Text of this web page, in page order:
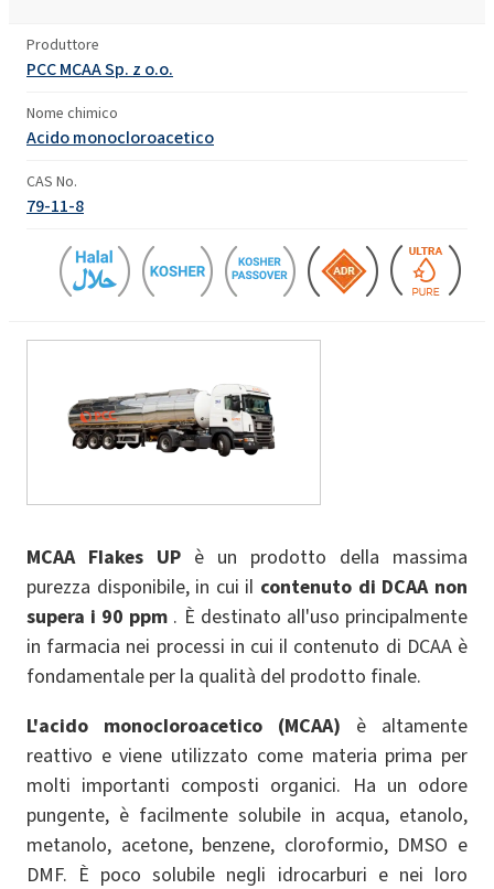
Produttore
PCC MCAA Sp. z o.o.
Nome chimico
Acido monocloroacetico
CAS No.
79-11-8
MCAA Flakes UP è un prodotto della massima
purezza disponibile, in cui il contenuto di DCAA non
supera i 90 ppm . È destinato all'uso principalmente
in farmacia nei processi in cui il contenuto di DCAA è
fondamentale per la qualità del prodotto finale.
L'acido monocloroacetico (MCAA) è altamente
reattivo e viene utilizzato come materia prima per
molti importanti composti organici. Ha un odore
pungente, è facilmente solubile in acqua, etanolo,
metanolo, acetone, benzene, cloroformio, DMSO e
DMF. È poco solubile negli idrocarburi e nei loro